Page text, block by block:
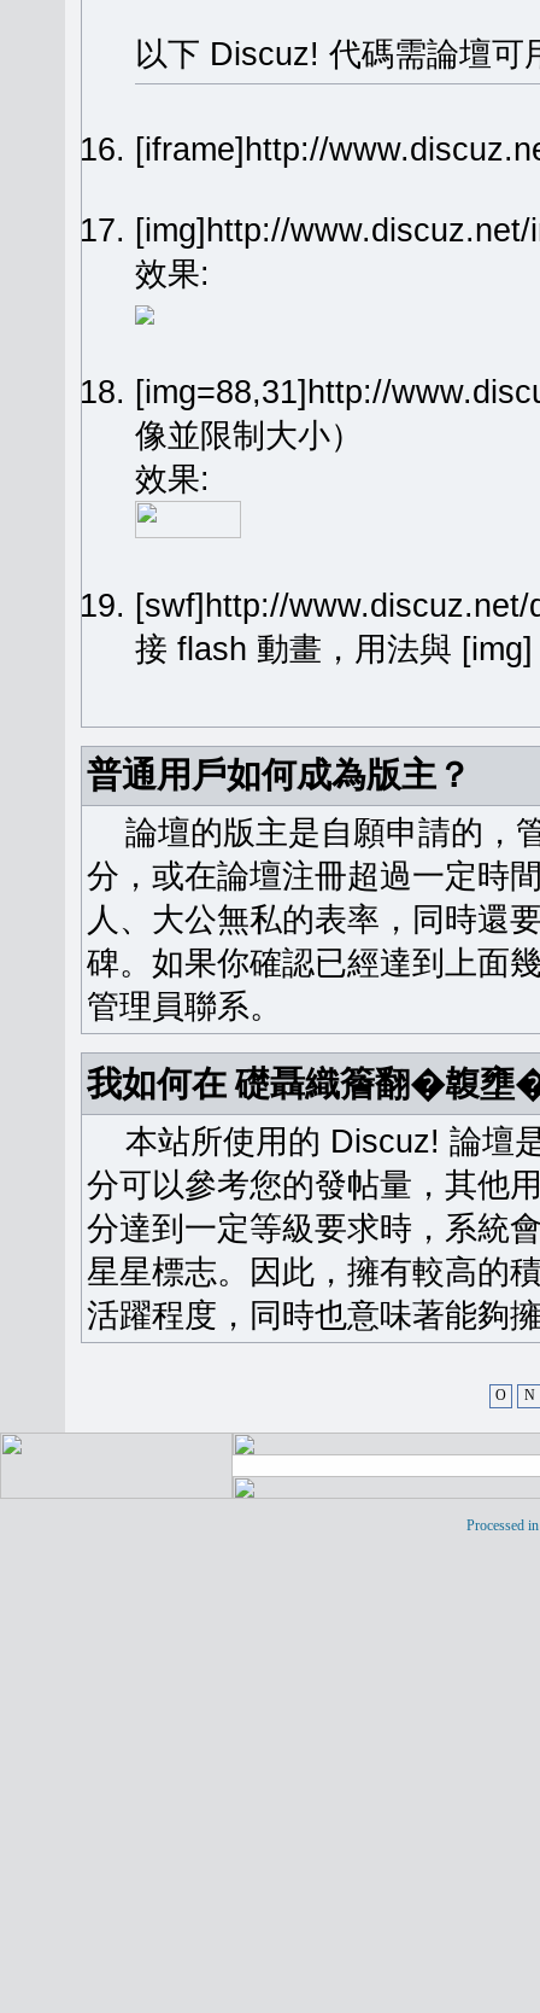
以下 Discuz! 代碼需論壇可
[iframe]http://
[img]http://
效果:
[img=88,31]http://
像並限制大小）
效果:
[swf]http://
接 flash 動畫，用法與
普通用戶如何成為版主？
論壇的版主是自願申請的，
分，或在論壇注冊超過一定時
人、大公無私的表率，同時還
碑。如果你確認已經達到上面
管理員聯系。
我如何在 礎聶織簷翻�䪖壅
本站所使用的 Discuz! 論壇
分可以參考您的發帖量，其他
分達到一定等級要求時，系統
星星標志。因此，擁有較高的
活躍程度，同時也意味著能夠
O N
Processed